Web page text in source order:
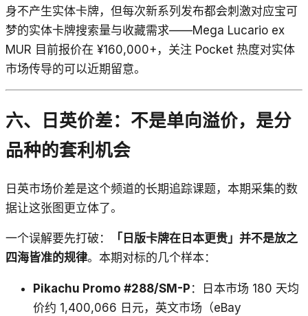
身不产生实体卡牌，但每次新系列发布都会刺激对应宝可
梦的实体卡牌搜索量与收藏需求——Mega Lucario ex
MUR 目前报价在 ¥160,000+，关注 Pocket 热度对实体
市场传导的可以近期留意。
六、日英价差：不是单向溢价，是分
品种的套利机会
日英市场价差是这个频道的长期追踪课题，本期采集的数
据让这张图更立体了。
一个误解要先打破：
「日版卡牌在日本更贵」并不是放之
四海皆准的规律。本期对标的几个样本：
Pikachu Promo #288/SM-P ：日本市场 180 天均
价约 1,400,066 日元，英文市场（eBay